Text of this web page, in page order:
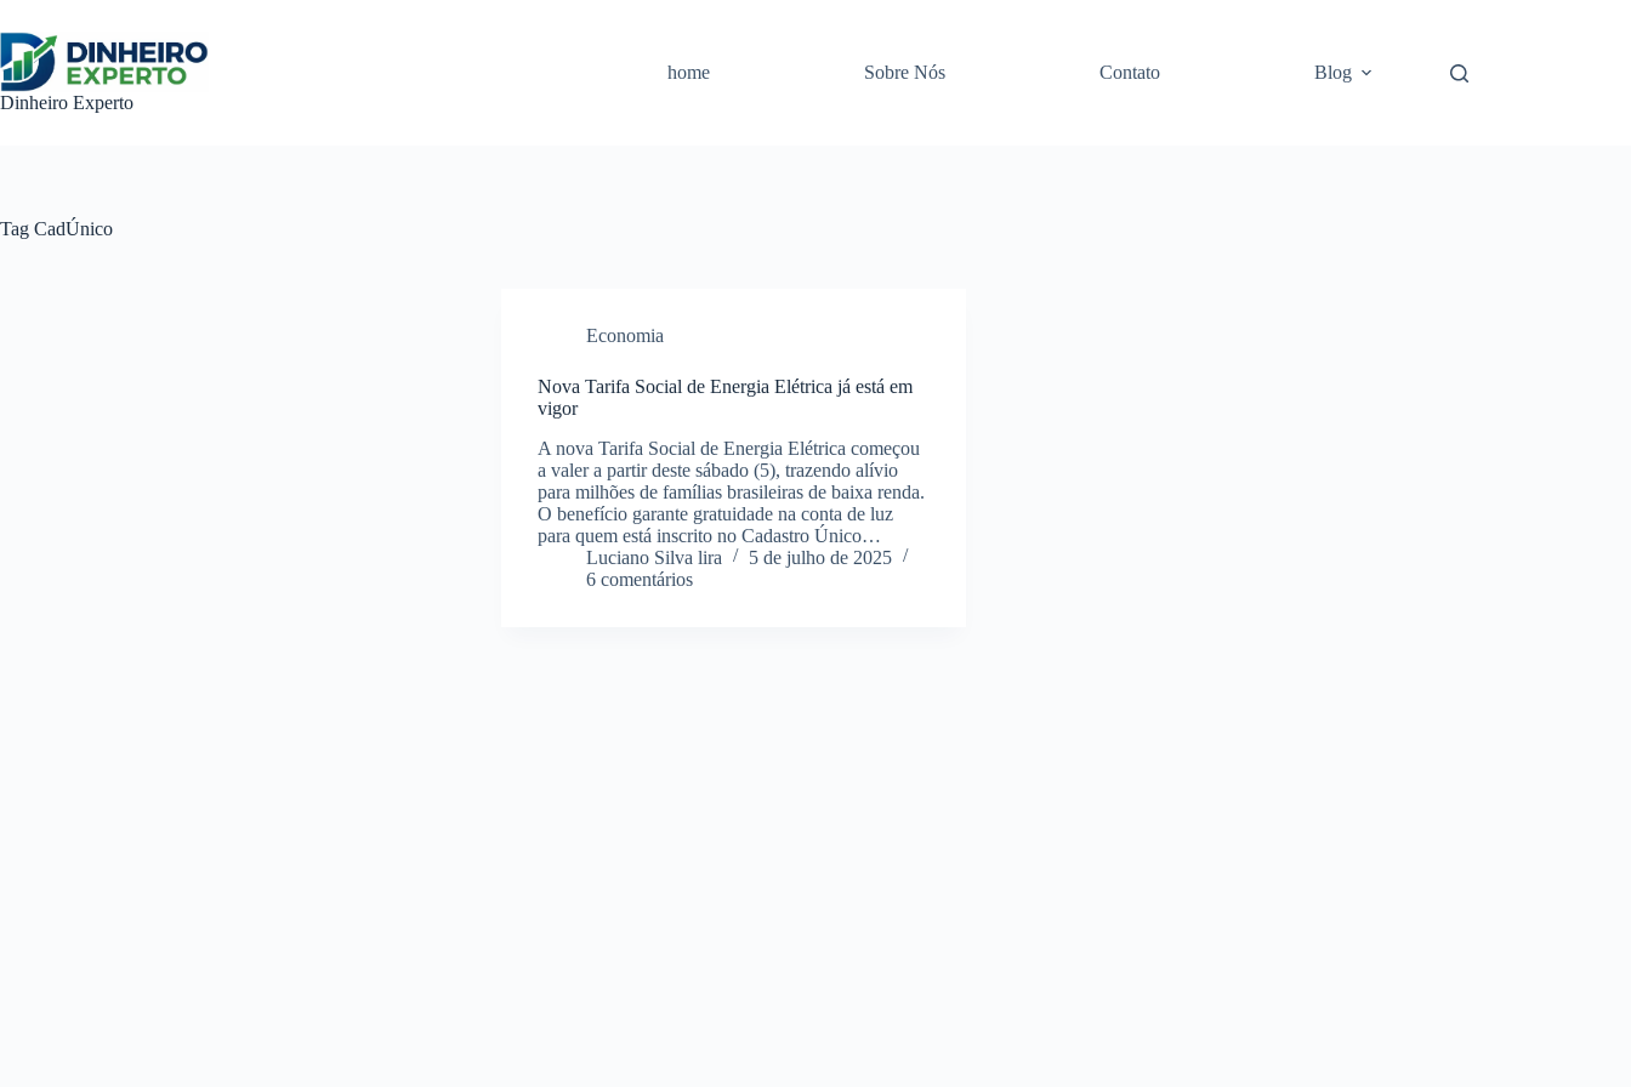
para
conteúdo
Dinheiro Experto
home Sobre Nós Contato Blog
Tag CadÚnico
Economia
Nova Tarifa Social de Energia Elétrica já está em
vigor
A nova Tarifa Social de Energia Elétrica começou
a valer a partir deste sábado (5), trazendo alívio
para milhões de famílias brasileiras de baixa renda.
O benefício garante gratuidade na conta de luz
para quem está inscrito no Cadastro Único…
Luciano Silva lira
5 de julho de 2025
6 comentários